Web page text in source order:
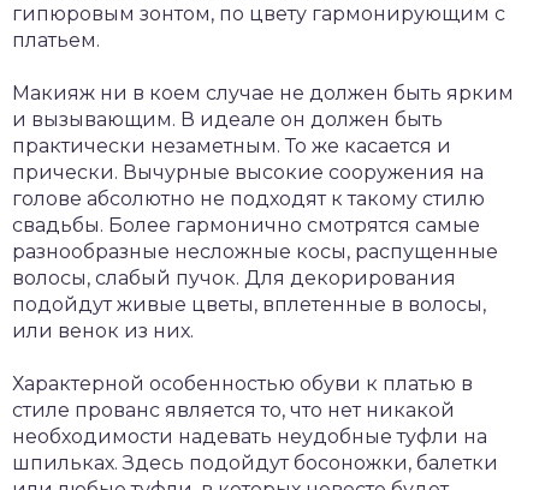
гипюровым зонтом, по цвету гармонирующим с
платьем.
Макияж ни в коем случае не должен быть ярким
и вызывающим. В идеале он должен быть
практически незаметным. То же касается и
прически. Вычурные высокие сооружения на
голове абсолютно не подходят к такому стилю
свадьбы. Более гармонично смотрятся самые
разнообразные несложные косы, распущенные
волосы, слабый пучок. Для декорирования
подойдут живые цветы, вплетенные в волосы,
или венок из них.
Характерной особенностью обуви к платью в
стиле прованс является то, что нет никакой
необходимости надевать неудобные туфли на
шпильках. Здесь подойдут босоножки, балетки